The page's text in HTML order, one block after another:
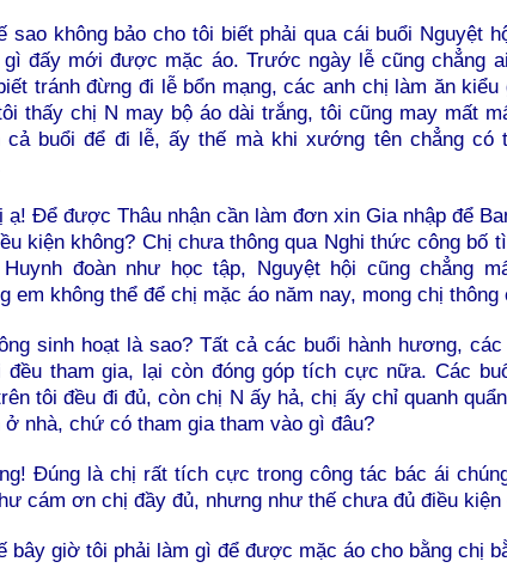
sao không bảo cho tôi biết phải qua cái buổi Nguyệt
đấy mới được mặc áo. Trước ngày lễ cũng chẳng
tránh đừng đi lễ bổn mạng, các anh chị làm ăn
thấy chị N may bộ áo dài trắng, tôi cũng may mất
cả buổi để đi lễ, ấy thế mà khi xướng tên chẳng có
ạ! Để được Thâu nhận cần làm đơn xin Gia nhập để
kiện không? Chị chưa thông qua Nghi thức công bố
Huynh đoàn như học tập, Nguyệt hội cũng chẳng
em không thể để chị mặc áo năm nay, mong chị thông
sinh hoạt là sao? Tất cả các buổi hành hương,
đều tham gia, lại còn đóng góp tích cực nữa. Các
tôi đều đi đủ, còn chị N ấy hả, chị ấy chỉ quanh
ở nhà, chứ có tham gia tham vào gì đâu?
Đúng là chị rất tích cực trong công tác bác ái
cám ơn chị đầy đủ, nhưng như thế chưa đủ điều kiện
bây giờ tôi phải làm gì để được mặc áo cho bằng chị